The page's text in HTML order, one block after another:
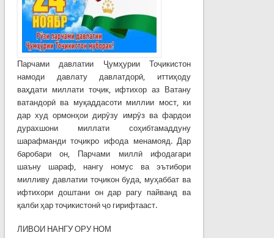
Парчами давлатии Ҷумҳурии Тоҷикистон
намоди давлату давлатдорӣ, иттиҳоду
ваҳдати миллати тоҷик, ифтихор аз Ватану
ватандорӣ ва муқаддасоти миллии мост, ки
дар худ ормонҳои дирӯзу имрӯз ва фардои
дурахшони миллати соҳибтамаддуну
шарафманди тоҷикро ифода менамояд. Дар
баробари он, Парчами миллӣ ифодагари
шаъну шараф, нангу номус ва эътибори
милливу давлатии тоҷикон буда, муҳаббат ва
ифтихори доштани он дар рагу пайванд ва
қалби ҳар тоҷикистонӣ ҷо гирифтааст.
ЛИВОИ НАНГУ ОРУ НОМ